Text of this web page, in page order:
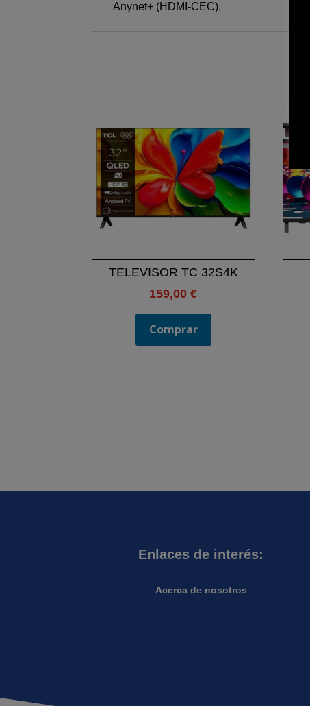
Anynet+ (HDMI-CEC).
TELEVISOR TC 32S4K
159,00€
Comprar
Enlaces de interés:
Acerca de nosotros